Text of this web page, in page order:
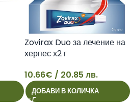
Zovirax Duo за лечение на
херпес х2 г
10.66€ / 20.85 лв.
ДОБАВИ В КОЛИЧКА